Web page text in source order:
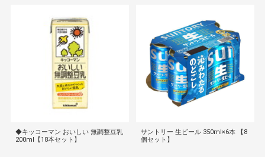
◆キッコーマン おいしい 無調整豆乳
200ml【18本セット】
サントリー 生ビール 350ml×6本 【8
個セット】